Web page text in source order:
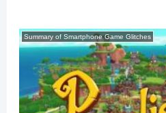
Summary of Smartphone Game Glitches